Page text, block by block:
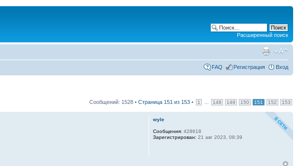
Расширенный поиск
FAQ Регистрация Вход
Сообщений: 1528 • Страница 151 из 153 • 1 148 149 150 151 152 153
wyle
Сообщения: 428618
Зарегистрирован: 21 авг 2023, 08:39